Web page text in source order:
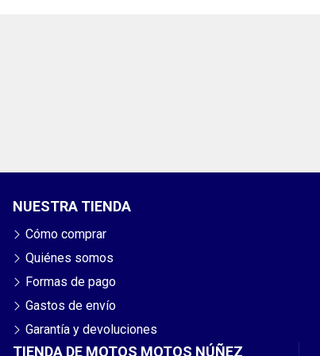
TIENDA DE MOTOS MOTOS NÚÑEZ
NUESTRA TIENDA
Cómo comprar
Quiénes somos
Formas de pago
Gastos de envío
Garantía y devoluciones